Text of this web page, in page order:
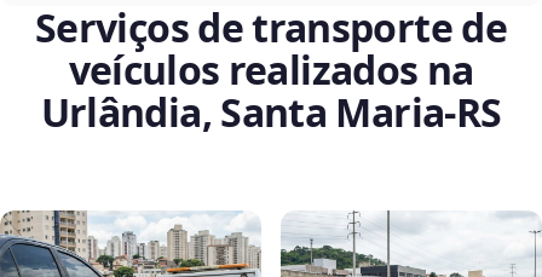
Serviços de transporte de
veículos realizados na
Urlândia, Santa Maria‑RS